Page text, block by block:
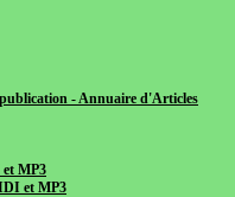
- Annuaire d'Articles
MP3
et MP3